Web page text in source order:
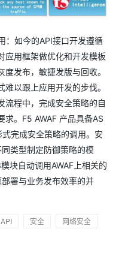
如今的API接口开发遵循
应用框架做优化和开发模板
发布，敏捷发版与回收。
以跟上应用开发的步伐。
流程中，完成安全策略的自
。F5 AWAF 产品具备AS
完成安全策略的调用。安
类型制定防御策略的模
块自动调用AWAF上相关的
署与业务发布效率的并
API 安全
网络安全